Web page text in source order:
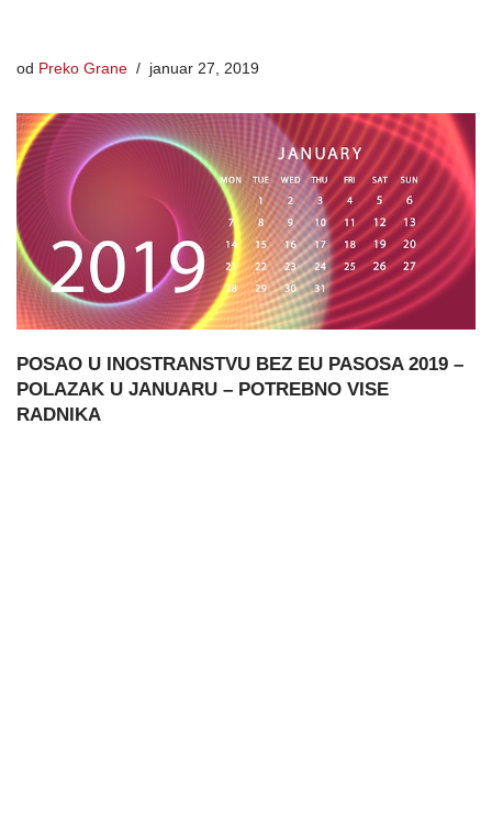
od Preko Grane januar 27, 2019
POSAO U INOSTRANSTVU BEZ EU PASOSA 2019 –
POLAZAK U JANUARU – POTREBNO VISE
RADNIKA